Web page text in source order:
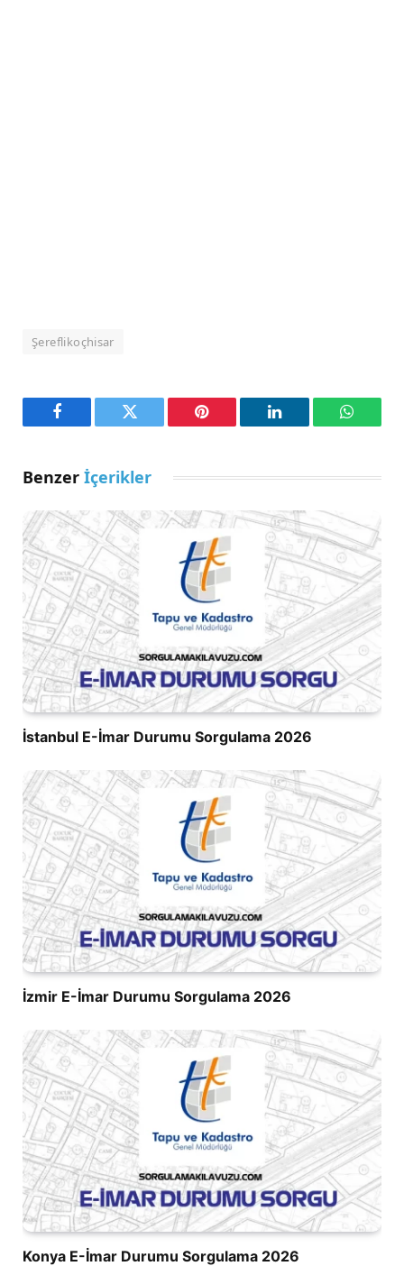
Şereflikoçhisar
Facebook Twitter Pinterest LinkedIn
Benzer İçerikler
İstanbul E-İmar Durumu Sorgulama 2026
İzmir E-İmar Durumu Sorgulama 2026
Konya E-İmar Durumu Sorgulama 2026